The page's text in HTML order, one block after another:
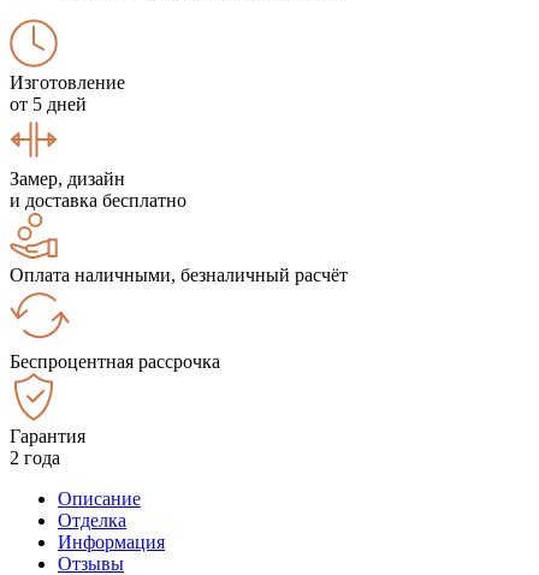
Изготовление
от 5 дней
Замер, дизайн
и доставка бесплатно
Оплата наличными, безналичный расчёт
Беспроцентная рассрочка
Гарантия
2 года
Описание
Отделка
Информация
Отзывы